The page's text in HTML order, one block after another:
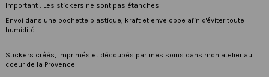
Important : Les stickers ne sont pas étanches
Envoi dans une pochette plastique, kraft et enveloppe afin d'éviter toute
humidité
Stickers créés, imprimés et découpés par mes soins dans mon atelier au
coeur de la Provence